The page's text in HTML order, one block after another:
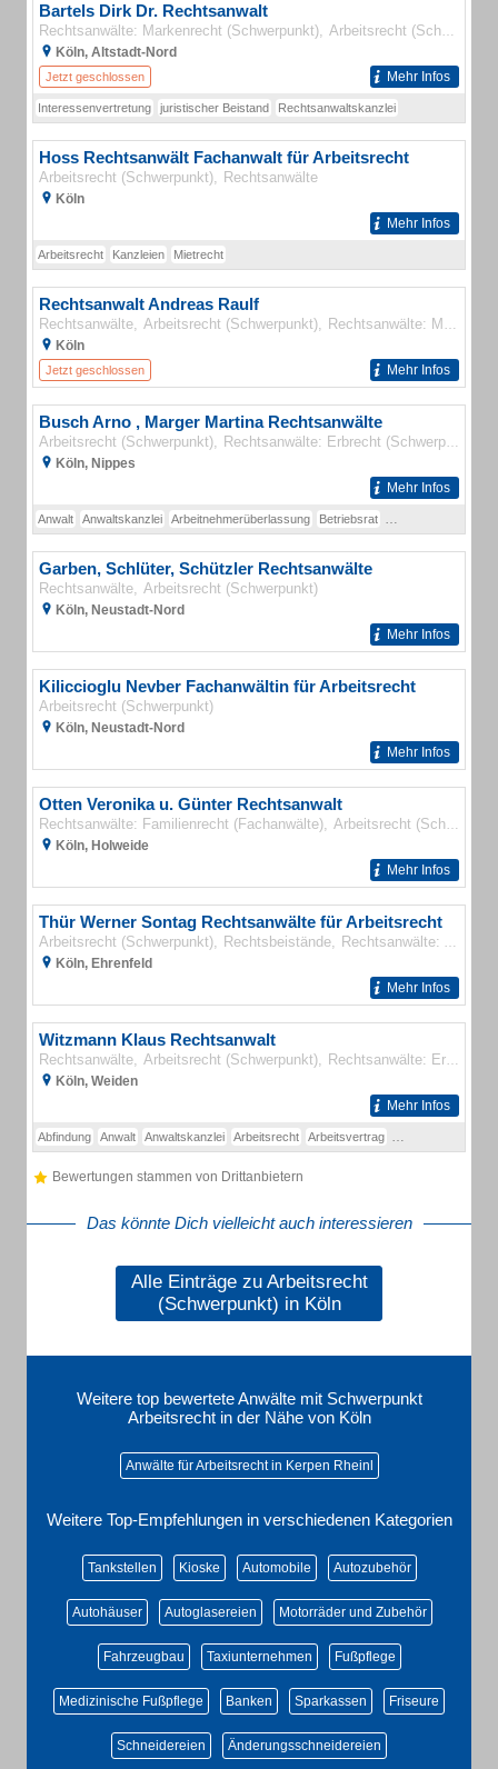
Bartels Dirk Dr. Rechtsanwalt
Rechtsanwälte: Markenrecht (Schwerpunkt) Arbeitsrecht (Schwerpunkt)
Köln, Altstadt-Nord
Jetzt geschlossen Mehr Infos
Interessenvertretung juristischer Beistand Rechtsanwaltskanzlei
Hoss Rechtsanwält Fachanwalt für Arbeitsrecht
Arbeitsrecht (Schwerpunkt) Rechtsanwälte
Köln
Mehr Infos
Arbeitsrecht Kanzleien Mietrecht
Rechtsanwalt Andreas Raulf
Rechtsanwälte Arbeitsrecht (Schwerpunkt) Rechtsanwälte: Medizinrecht (Fachanwälte)
Köln
Jetzt geschlossen Mehr Infos
Busch Arno , Marger Martina Rechtsanwälte
Arbeitsrecht (Schwerpunkt) Rechtsanwälte: Erbrecht (Schwerpunkt)
Köln, Nippes
Mehr Infos
Anwalt Anwaltskanzlei Arbeitnehmerüberlassung Betriebsrat
Garben, Schlüter, Schützler Rechtsanwälte
Rechtsanwälte Arbeitsrecht (Schwerpunkt)
Köln, Neustadt-Nord
Mehr Infos
Kiliccioglu Nevber Fachanwältin für Arbeitsrecht
Arbeitsrecht (Schwerpunkt)
Köln, Neustadt-Nord
Mehr Infos
Otten Veronika u. Günter Rechtsanwalt
Rechtsanwälte: Familienrecht (Fachanwälte) Arbeitsrecht (Schwerpunkt)
Köln, Holweide
Mehr Infos
Thür Werner Sontag Rechtsanwälte für Arbeitsrecht
Arbeitsrecht (Schwerpunkt) Rechtsbeistände Rechtsanwälte: Arbeitsrecht (Fachanwälte)
Köln, Ehrenfeld
Mehr Infos
Witzmann Klaus Rechtsanwalt
Rechtsanwälte Arbeitsrecht (Schwerpunkt) Rechtsanwälte: Erbrecht (Schwerpunkt)
Köln, Weiden
Mehr Infos
Abfindung Anwalt Anwaltskanzlei Arbeitsrecht Arbeitsvertrag
Bewertungen stammen von Drittanbietern
Das könnte Dich vielleicht auch interessieren
Alle Einträge zu Arbeitsrecht
(Schwerpunkt) in Köln
Weitere top bewertete Anwälte mit Schwerpunkt
Arbeitsrecht in der Nähe von Köln
Anwälte für Arbeitsrecht in Kerpen Rheinl
Weitere Top-Empfehlungen in verschiedenen Kategorien
Tankstellen Kioske Automobile Autozubehör
Autohäuser Autoglasereien Motorräder und Zubehör
Fahrzeugbau Taxiunternehmen Fußpflege
Medizinische Fußpflege Banken Sparkassen Friseure
Schneidereien Änderungsschneidereien